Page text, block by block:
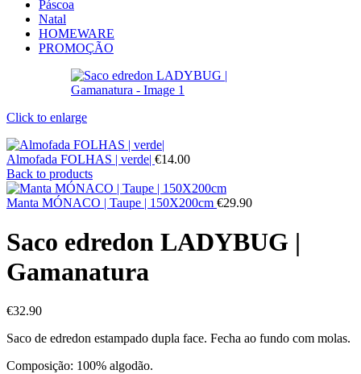
Páscoa
Natal
HOMEWARE
PROMOÇÃO
Click to enlarge
Almofada FOLHAS | verde| €14.00
Back to products
Manta MÓNACO | Taupe | 150X200cm €29.90
Saco edredon LADYBUG |
Gamanatura
€32.90
Saco de edredon estampado dupla face. Fecha ao fundo com molas.
Composição: 100% algodão.